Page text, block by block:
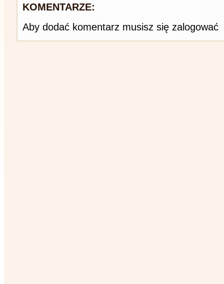
KOMENTARZE:
Aby dodać komentarz musisz się zalogować